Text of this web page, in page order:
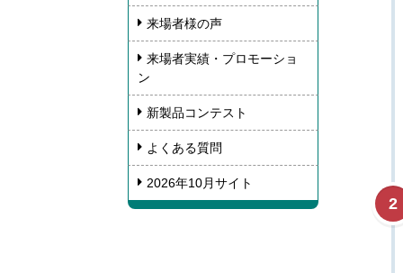
来場者様の声
来場者実績・プロモーショ
ン
新製品コンテスト
よくある質問
2026年10月サイト
2